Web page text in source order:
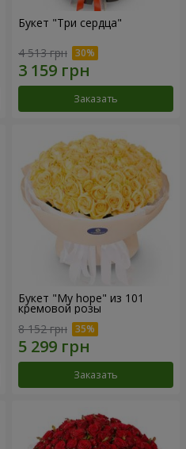
Букет "Три сердца"
4 513 грн
Заказать
Букет "My hope" из 101
кремовой розы
8 152 грн
Заказать